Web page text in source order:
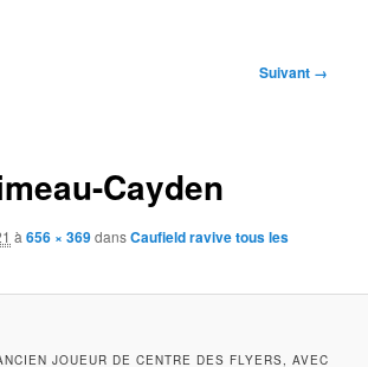
Suivant →
Cayden
à656 × 369dansCaufield ravive tous les
JOUEUR DE CENTRE DES FLYERS, AVEC